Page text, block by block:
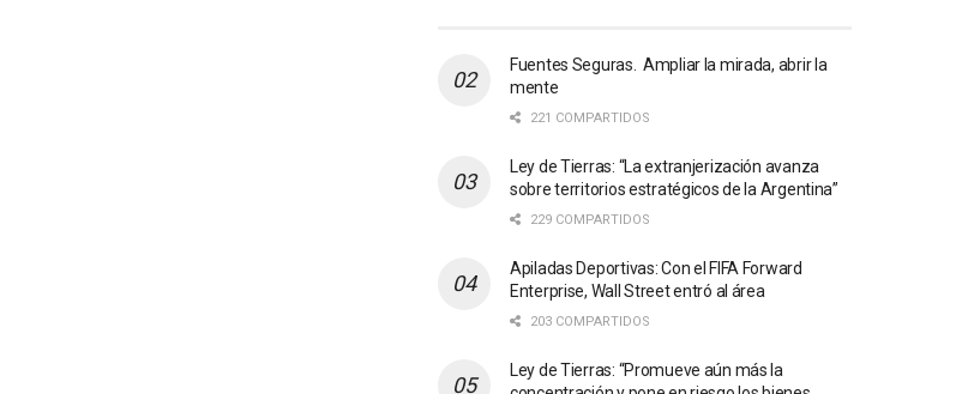
Fuentes Seguras. Ampliar la mirada, abrir la
mente
221 COMPARTIDOS
Ley de Tierras: “La extranjerización avanza
sobre territorios estratégicos de la Argentina”
229 COMPARTIDOS
Apiladas Deportivas: Con el FIFA Forward
Enterprise, Wall Street entró al área
203 COMPARTIDOS
Ley de Tierras: “Promueve aún más la